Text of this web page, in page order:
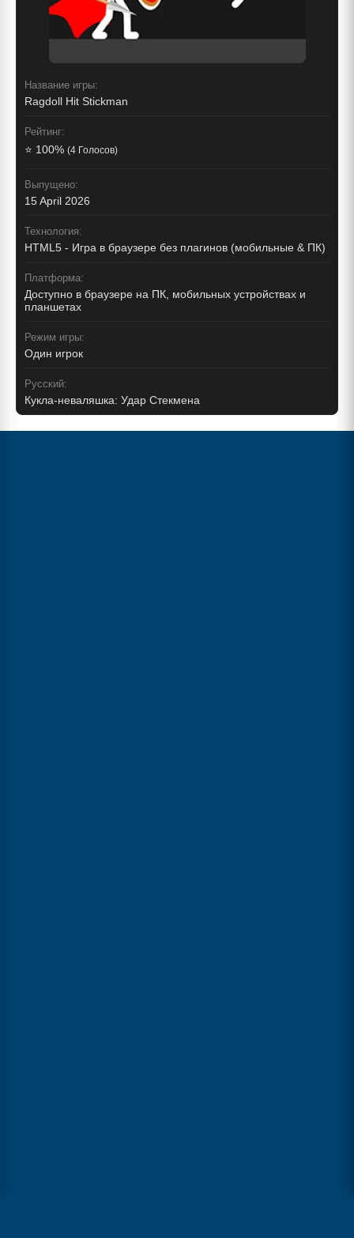
Название игры:
Ragdoll Hit Stickman
Рейтинг:
⭐ 100% (4 Голосов)
Выпущено:
15 April 2026
Технология:
HTML5 - Игра в браузере без плагинов (мобильные & ПК)
Платформа:
Доступно в браузере на ПК, мобильных устройствах и
планшетах
Режим игры:
Один игрок
Русский:
Кукла-неваляшка: Удар Стекмена